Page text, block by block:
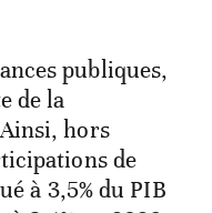
publiques,
de la
hors
de
à 3,5% du PIB